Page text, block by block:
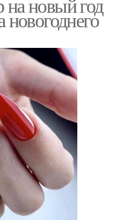
Синий маникюр
Зеленый маникюр
белый маникюр